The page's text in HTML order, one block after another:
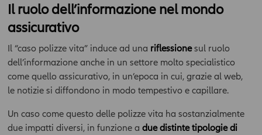
Il ruolo dell’informazione nel mondo
assicurativo
Il “caso polizze vita” induce ad una riflessionesul ruolo
dell’informazione anche in un settore molto specialistico
come quello assicurativo, in un’epoca in cui, grazie al web,
le notizie si diffondono in modo tempestivo e capillare.
Un caso come questo delle polizze vita ha sostanzialmente
due impatti diversi, in funzione a due distinte tipologie di